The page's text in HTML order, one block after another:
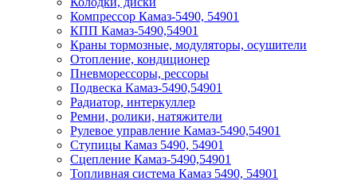
Компрессор Камаз-5490, 54901
КПП Камаз-5490,54901
Краны тормозные, модуляторы, осушители
Отопление, кондиционер
Пневморессоры, рессоры
Подвеска Камаз-5490,54901
Радиатор, интеркуллер
Ремни, ролики, натяжители
Рулевое управление Камаз-5490,54901
Ступицы Камаз 5490, 54901
Сцепление Камаз-5490,54901
Топливная система Камаз 5490, 54901